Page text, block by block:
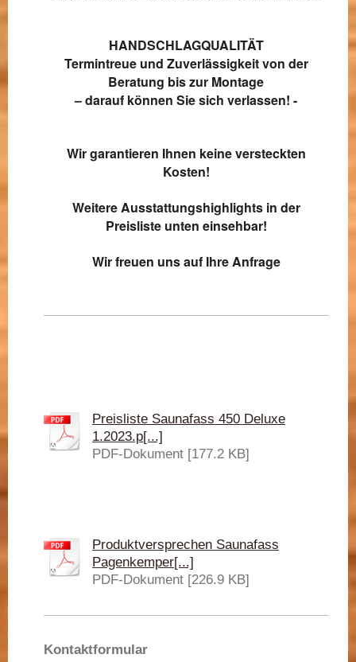
HANDSCHLAG­QUALITÄT
Termintreue und Zuverlässigkeit von der
Beratung bis zur Montage
– darauf können Sie sich verlassen! -
Wir garantieren Ihnen keine versteckten
Kosten!
Weitere Ausstattungshighlights in der
Preisliste unten einsehbar!
Wir freuen uns auf Ihre Anfrage
Preisliste Saunafass 450 Deluxe
1.2023.p[...]
PDF-Dokument [177.2 KB]
Produktversprechen Saunafass
Pagenkemper[...]
PDF-Dokument [226.9 KB]
Kontaktformular